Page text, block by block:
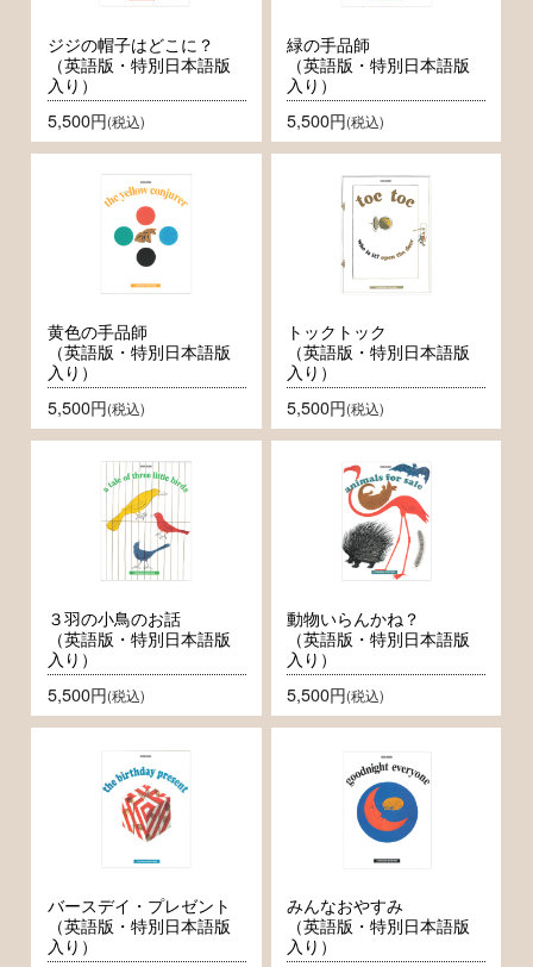
ジジの帽子はどこに？
（英語版・特別日本語版
入り）
5,500円(税込)
緑の手品師
（英語版・特別日本語版
入り）
5,500円(税込)
黄色の手品師
（英語版・特別日本語版
入り）
5,500円(税込)
トックトック
（英語版・特別日本語版
入り）
5,500円(税込)
３羽の小鳥のお話
（英語版・特別日本語版
入り）
5,500円(税込)
動物いらんかね？
（英語版・特別日本語版
入り）
5,500円(税込)
バースデイ・プレゼント
（英語版・特別日本語版
入り）
みんなおやすみ
（英語版・特別日本語版
入り）